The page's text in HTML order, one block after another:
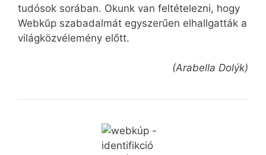
tudósok sorában. Okunk van feltételezni, hogy
Webkŭp szabadalmát egyszerűen elhallgatták a
világközvélemény előtt.
(Arabella Dolýk)